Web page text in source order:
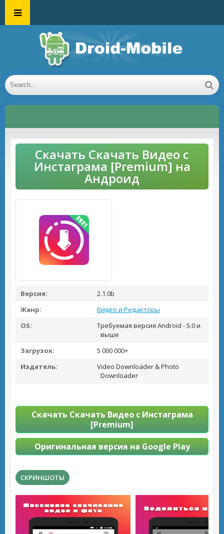
Скачать Скачать Видео с
Инстаграма [Premium] на
Андроид
Версия:
2.1.0b
Жанр:
Видео и Редакторы
OS:
Требуемая версия Android - 5.0 и
выше
Загрузок:
5 000 000+
Издатель:
Video Downloader & Photo
Downloader
Скачать Скачать Видео с Инстаграма
[Premium]
Оригинальная версия на Google Play
СКРИНШОТЫ